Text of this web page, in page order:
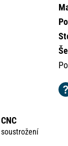
CNC
soustrožení